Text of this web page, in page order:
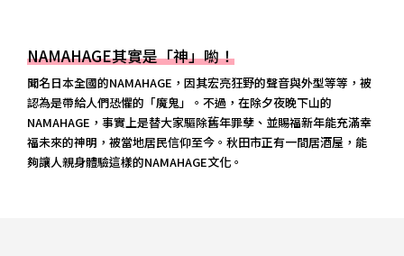
NAMAHAGE其實是「神」喲！
聞名日本全國的NAMAHAGE，因其宏亮狂野的聲音與外型等等，被
認為是帶給人們恐懼的「魔鬼」。不過，在除夕夜晚下山的
NAMAHAGE，事實上是替大家驅除舊年罪孽、並賜福新年能充滿幸
福未來的神明，被當地居民信仰至今。秋田市正有一間居酒屋，能
夠讓人親身體驗這樣的NAMAHAGE文化。